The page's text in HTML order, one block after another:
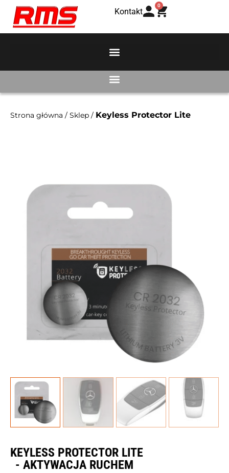
Kontakt
0
Strona główna / Sklep / Keyless Protector Lite
KEYLESS PROTECTOR LITE
- AKTYWACJA RUCHEM